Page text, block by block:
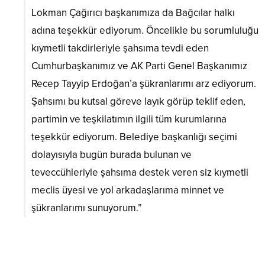
Lokman Çağırıcı başkanımıza da Bağcılar halkı
adına teşekkür ediyorum. Öncelikle bu sorumluluğu
kıymetli takdirleriyle şahsıma tevdi eden
Cumhurbaşkanımız ve AK Parti Genel Başkanımız
Recep Tayyip Erdoğan’a şükranlarımı arz ediyorum.
Şahsımı bu kutsal göreve layık görüp teklif eden,
partimin ve teşkilatımın ilgili tüm kurumlarına
teşekkür ediyorum. Belediye başkanlığı seçimi
dolayısıyla bugün burada bulunan ve
teveccühleriyle şahsıma destek veren siz kıymetli
meclis üyesi ve yol arkadaşlarıma minnet ve
şükranlarımı sunuyorum.”